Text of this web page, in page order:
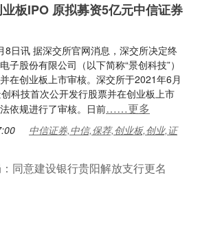
板IPO 原拟募资5亿元中信证券
8日讯 据深交所官网消息，深交所决定终
子股份有限公司（以下简称“景创科技”）
在创业板上市审核。深交所于2021年6月
科技首次公开发行股票并在创业板上市
依规进行了审核。日前……更多
中信证券,中信,保荐,创业板,创业,证